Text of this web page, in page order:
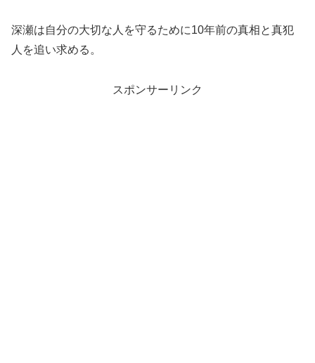
深瀬は自分の大切な人を守るために10年前の真相と真犯
人を追い求める。
スポンサーリンク